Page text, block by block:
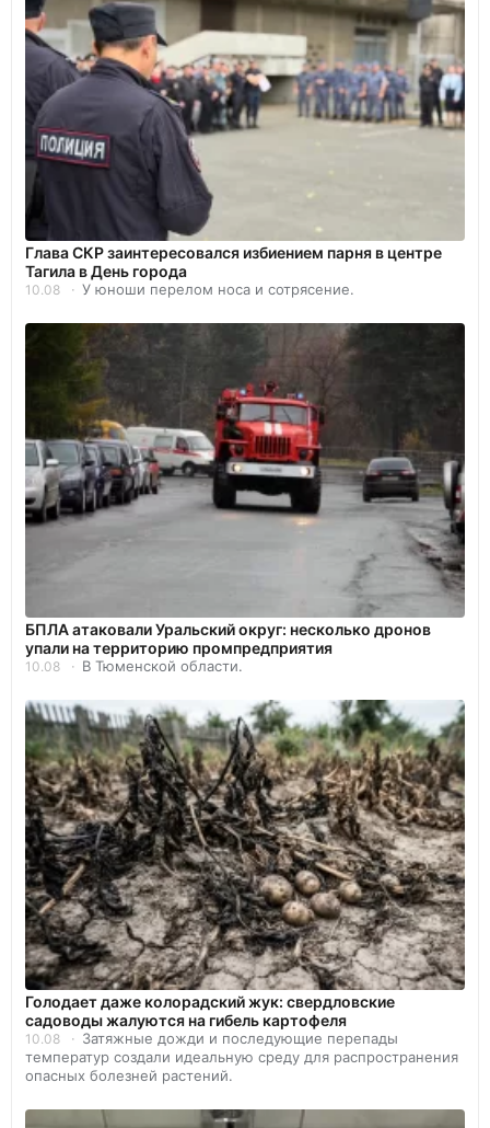
Глава СКР заинтересовался избиением парня в центре
Тагила в День города
10.08 У юноши перелом носа и сотрясение.
БПЛА атаковали Уральский округ: несколько дронов
упали на территорию промпредприятия
10.08 В Тюменской области.
Голодает даже колорадский жук: свердловские
садоводы жалуются на гибель картофеля
10.08
Затяжные дожди и последующие перепады
температур создали идеальную среду для распространения
опасных болезней растений.